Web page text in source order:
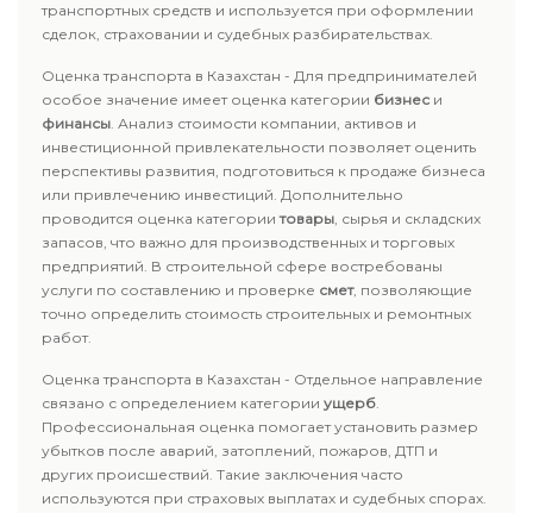
транспортных средств и используется при оформлении
сделок, страховании и судебных разбирательствах.
Оценка транспорта в Казахстан - Для предпринимателей
особое значение имеет оценка категории бизнес и
финансы. Анализ стоимости компании, активов и
инвестиционной привлекательности позволяет оценить
перспективы развития, подготовиться к продаже бизнеса
или привлечению инвестиций. Дополнительно
проводится оценка категориитовары, сырья и складских
запасов, что важно для производственных и торговых
предприятий. В строительной сфере востребованы
услуги по составлению и проверке смет, позволяющие
точно определить стоимость строительных и ремонтных
работ.
Оценка транспорта в Казахстан - Отдельное направление
связано с определением категории ущерб.
Профессиональная оценка помогает установить размер
убытков после аварий, затоплений, пожаров, ДТП и
других происшествий. Такие заключения часто
используются при страховых выплатах и судебных спорах.